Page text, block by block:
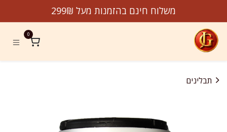
משלוח חינם בהזמנות מעל 299₪
0
תבלינים